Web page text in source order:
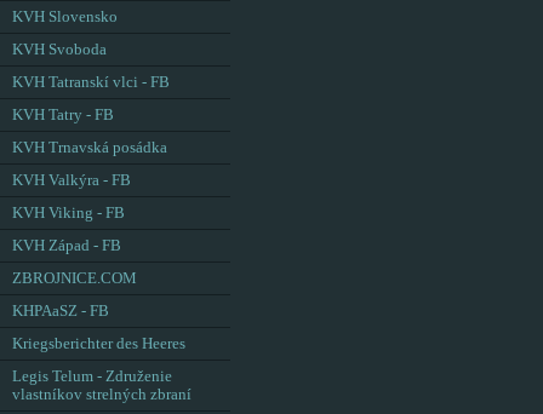
KVH Slovensko
KVH Svoboda
KVH Tatranskí vlci - FB
KVH Tatry - FB
KVH Trnavská posádka
KVH Valkýra - FB
KVH Viking - FB
KVH Západ - FB
ZBROJNICE.COM
KHPAaSZ - FB
Kriegsberichter des Heeres
Legis Telum - Združenie
vlastníkov strelných zbraní